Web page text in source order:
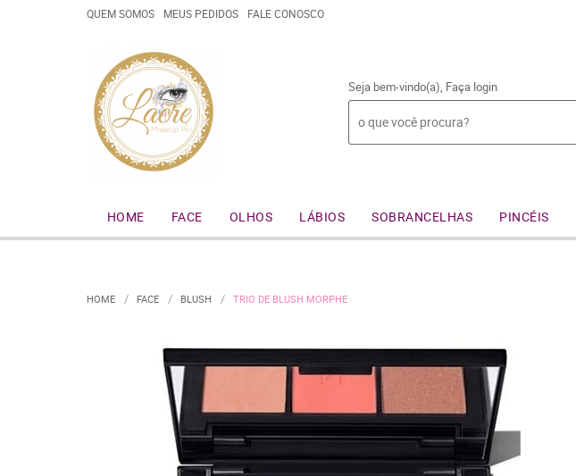
QUEM SOMOS MEUS PEDIDOS FALE CONOSCO
Seja bem-vindo(a), Faça login
HOME FACE OLHOS LÁBIOS SOBRANCELHAS PINCÉIS
HOME FACE BLUSH TRIO DE BLUSH MORPHE